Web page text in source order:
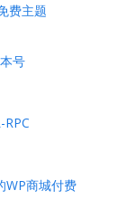
费主题
号
WP商城付费